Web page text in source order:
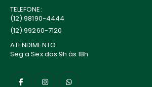
TELEFONE:
(12) 98190-4444
(12) 99260-7120
ATENDIMENTO:
Seg a Sex das 9h às 18h